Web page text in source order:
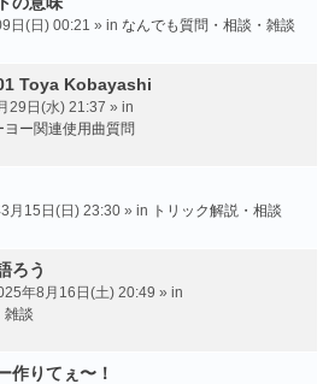
日(日) 00:21 » in なんでも質問・相談・雑談
Toya Kobayashi
29日(水) 21:37 » in
ー関連使用曲質問
月15日(日) 23:30 » in トリック解説・相談
ろう
年8月16日(土) 20:49 » in
雑談
作りてぇ〜！